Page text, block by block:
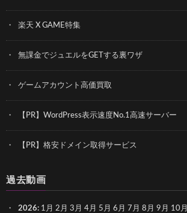
楽天 X GAME特集
無課金でジュエルをGETする裏ワザ
ゲームアカウント高価買取
【PR】WordPress表示速度No.1高速サーバー
【PR】格安ドメイン取得サービス
過去動画
2026: 1月 2月 3月 4月 5月 6月 7月 8月 9月 10月